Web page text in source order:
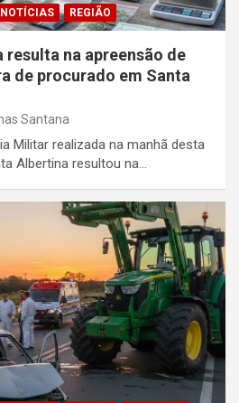
REGIÃO
resulta na apreensão de
de procurado em Santa
Santana
Militar realizada na manhã desta
Albertina resultou na…